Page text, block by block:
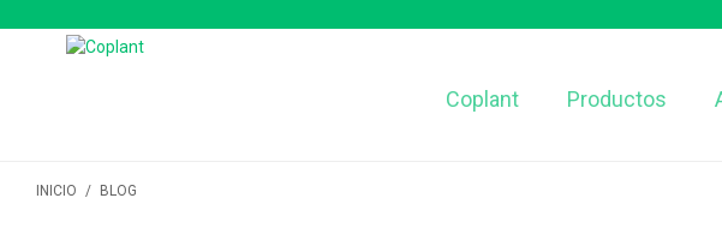
Coplant Productos
INICIO / BLOG